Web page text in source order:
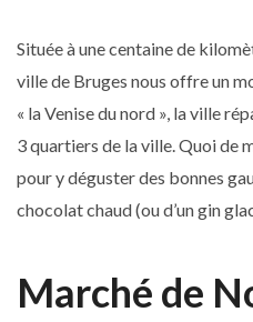
Située à une centaine de
ville de Bruges nous offre un
« la Venise du nord », la ville
3 quartiers de la ville. Quoi de
pour y déguster des bonnes
chocolat chaud (ou d’un gin
Marché de